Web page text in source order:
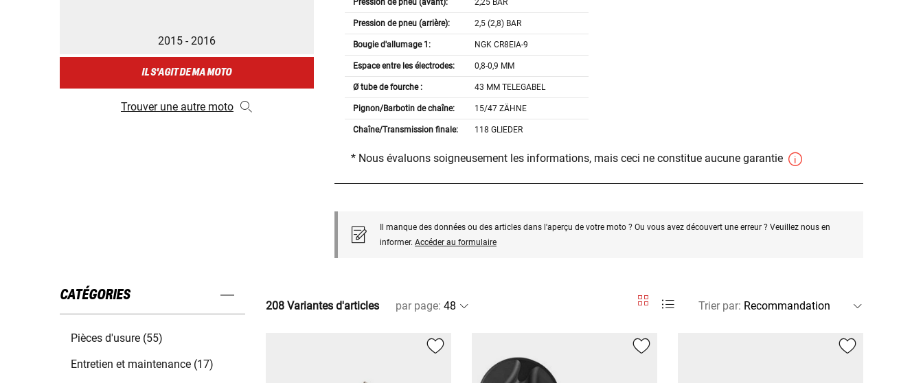
2015 - 2016
IL S'AGIT DE MA MOTO
Trouver une autre moto
Pression de pneu (avant): 2,25 BAR
Pression de pneu (arrière): 2,5 (2,8) BAR
Bougie d'allumage 1: NGK CR8EIA-9
Espace entre les électrodes: 0,8-0,9 MM
Ø tube de fourche : 43 MM TELEGABEL
Pignon/Barbotin de chaîne: 15/47 ZÄHNE
Chaîne/Transmission finale: 118 GLIEDER
* Nous évaluons soigneusement les informations, mais ceci ne constitue aucune garantie
Il manque des données ou des articles dans l'aperçu de votre moto ? Ou vous avez découvert une erreur ? Veuillez nous en
informer. Accéder au formulaire
CATÉGORIES
Pièces d'usure (55)
Entretien et maintenance (17)
208 Variantes d'articles par page: Trier par: